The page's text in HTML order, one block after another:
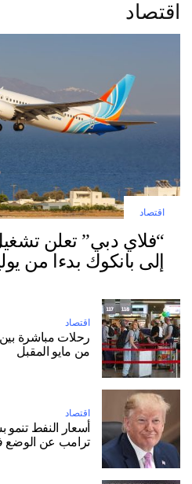
اقتصاد
اقتصاد
“فلاي دبي” تعلن
إلى بانكوك بدءا من
اقتصاد
رحلات مباشرة
من مايو المقبل
اقتصاد
أسعار النفط
ترامب عن الوضع